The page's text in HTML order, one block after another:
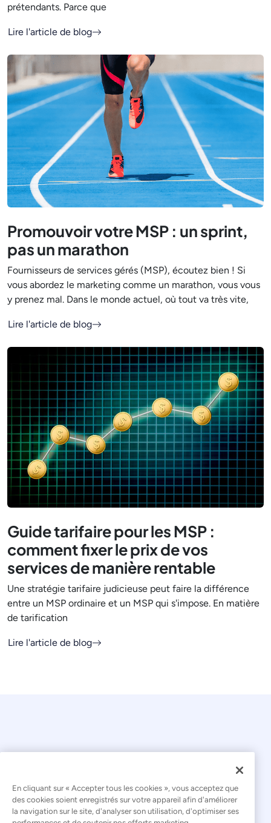
prétendants. Parce que
Lire l'article de blog
Promouvoir votre MSP : un sprint,
pas un marathon
Fournisseurs de services gérés (MSP), écoutez bien ! Si
vous abordez le marketing comme un marathon, vous vous
y prenez mal. Dans le monde actuel, où tout va très vite,
Lire l'article de blog
Guide tarifaire pour les MSP :
comment fixer le prix de vos
services de manière rentable
Une stratégie tarifaire judicieuse peut faire la différence
entre un MSP ordinaire et un MSP qui s'impose. En matière
de tarification
Lire l'article de blog
© 2026 Kaseya. Tous droits réservés.
Français
En cliquant sur « Accepter tous les cookies », vous acceptez que
des cookies soient enregistrés sur votre appareil afin d'améliorer
la navigation sur le site, d'analyser son utilisation, d'optimiser ses